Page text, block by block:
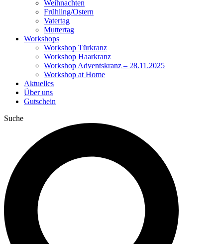
Weihnachten
Frühling/Ostern
Vatertag
Muttertag
Workshops
Workshop Türkranz
Workshop Haarkranz
Workshop Adventskranz – 28.11.2025
Workshop at Home
Aktuelles
Über uns
Gutschein
Suche